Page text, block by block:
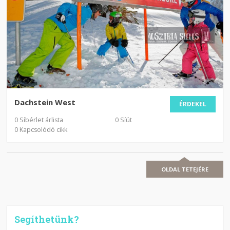
ÉRDEKEL
Dachstein West
0 Síbérlet árlista
0 Síút
0 Kapcsolódó cikk
OLDAL TETEJÉRE
Segíthetünk?